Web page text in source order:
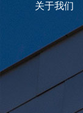
关于我们